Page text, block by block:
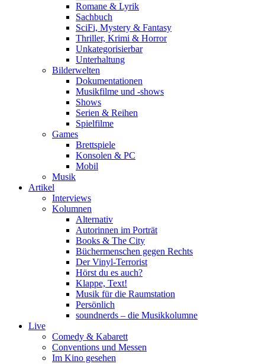
Romane & Lyrik
Sachbuch
SciFi, Mystery & Fantasy
Thriller, Krimi & Horror
Unkategorisierbar
Unterhaltung
Bilderwelten
Dokumentationen
Musikfilme und -shows
Shows
Serien & Reihen
Spielfilme
Games
Brettspiele
Konsolen & PC
Mobil
Musik
Artikel
Interviews
Kolumnen
Alternativ
Autorinnen im Porträt
Books & The City
Büchermenschen gegen Rechts
Der Vinyl-Terrorist
Hörst du es auch?
Klappe, Text!
Musik für die Raumstation
Persönlich
soundnerds – die Musikkolumne
Live
Comedy & Kabarett
Conventions und Messen
Im Kino gesehen